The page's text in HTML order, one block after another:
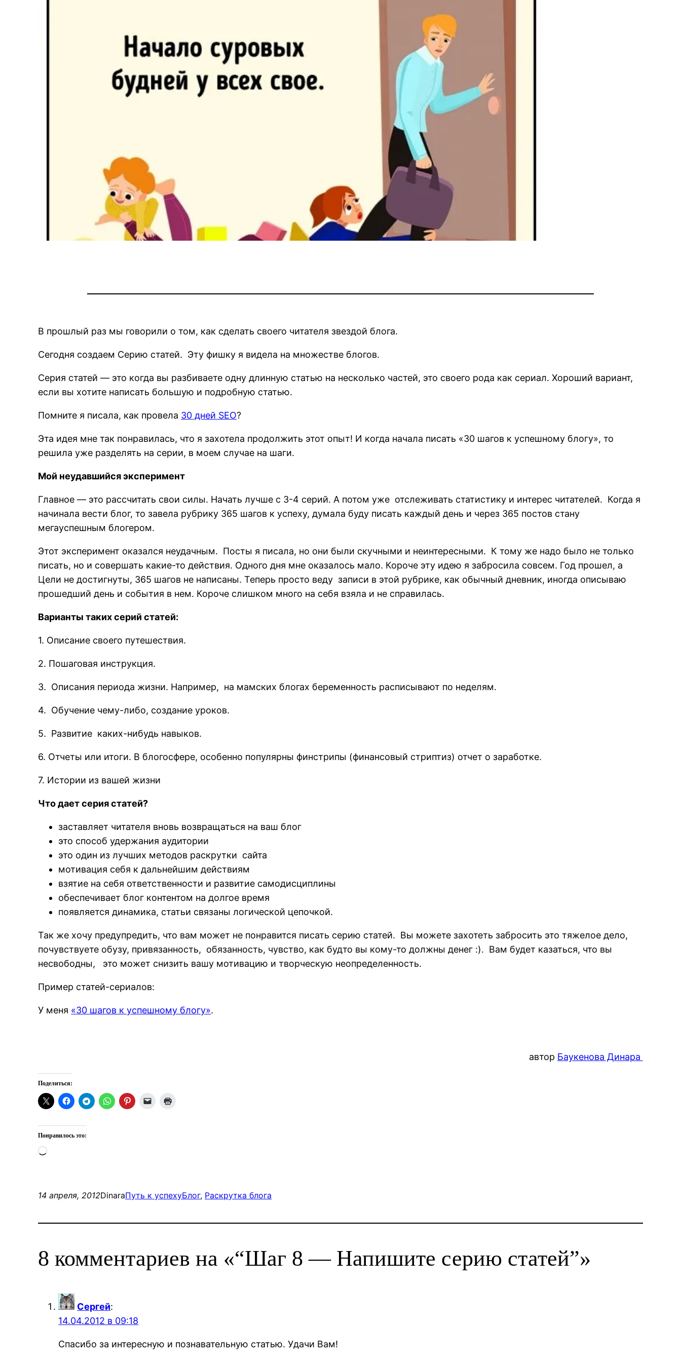
В прошлый раз мы говорили о том, как сделать своего читателя звездой блога.
Сегодня создаем Серию статей. Эту фишку я видела на множестве блогов.
Серия статей — это когда вы разбиваете одну длинную статью на несколько частей, это своего рода как сериал. Хороший вариант,
если вы хотите написать большую и подробную статью.
Помните я писала, как провела 30 дней SEO?
Эта идея мне так понравилась, что я захотела продолжить этот опыт! И когда начала писать «30 шагов к успешному блогу», то
решила уже разделять на серии, в моем случае на шаги.
Мой неудавшийся эксперимент
Главное — это рассчитать свои силы. Начать лучше с 3-4 серий. А потом уже отслеживать статистику и интерес читателей. Когда я
начинала вести блог, то завела рубрику 365 шагов к успеху, думала буду писать каждый день и через 365 постов стану
мегауспешным блогером.
Этот эксперимент оказался неудачным. Посты я писала, но они были скучными и неинтересными. К тому же надо было не только
писать, но и совершать какие-то действия. Одного дня мне оказалось мало. Короче эту идею я забросила совсем. Год прошел, а
Цели не достигнуты, 365 шагов не написаны. Теперь просто веду записи в этой рубрике, как обычный дневник, иногда описываю
прошедший день и события в нем. Короче слишком много на себя взяла и не справилась.
Варианты таких серий статей:
1. Описание своего путешествия.
2. Пошаговая инструкция.
3. Описания периода жизни. Например, на мамских блогах беременность расписывают по неделям.
4. Обучение чему-либо, создание уроков.
5. Развитие каких-нибудь навыков.
6. Отчеты или итоги. В блогосфере, особенно популярны финстрипы (финансовый стриптиз) отчет о заработке.
7. Истории из вашей жизни
Что дает серия статей?
заставляет читателя вновь возвращаться на ваш блог
это способ удержания аудитории
это один из лучших методов раскрутки сайта
мотивация себя к дальнейшим действиям
взятие на себя ответственности и развитие самодисциплины
обеспечивает блог контентом на долгое время
появляется динамика, статьи связаны логической цепочкой.
Так же хочу предупредить, что вам может не понравится писать серию статей. Вы можете захотеть забросить это тяжелое дело,
почувствуете обузу, привязанность, обязанность, чувство, как будто вы кому-то должны денег :). Вам будет казаться, что вы
несвободны, это может снизить вашу мотивацию и творческую неопределенность.
Пример статей-сериалов:
У меня «30 шагов к успешному блогу».
автор Баукенова Динара
Поделиться:
Понравилось это:
Загрузка…
14 апреля, 2012DinaraПуть к успехуБлог, Раскрутка блога
8 комментариев на «“Шаг 8 — Напишите серию статей”»
Сергей:
14.04.2012 в 09:18
Спасибо за интересную и познавательную статью. Удачи Вам!